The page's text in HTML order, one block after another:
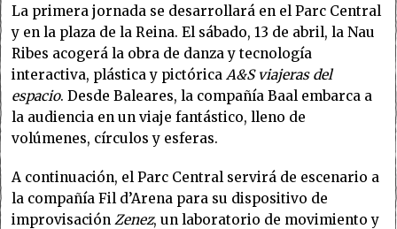
La primera jornada se desarrollará en el Parc Central
y en la plaza de la Reina. El sábado, 13 de abril, la Nau
Ribes acogerá la obra de danza y tecnología
interactiva, plástica y pictórica A&S viajeras del
espacio. Desde Baleares, la compañía Baal embarca a
la audiencia en un viaje fantástico,lleno de
volúmenes, círculos y esferas.
A continuación, el Parc Central servirá de escenario a
la compañía Fil d’Arena para su dispositivo de
improvisación Zenez, un laboratorio de movimiento y